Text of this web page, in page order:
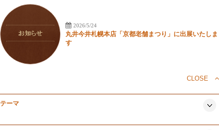
2026/5/24
丸井今井札幌本店「京都老舗まつり」に出展いたしま
す
CLOSE
テーマ